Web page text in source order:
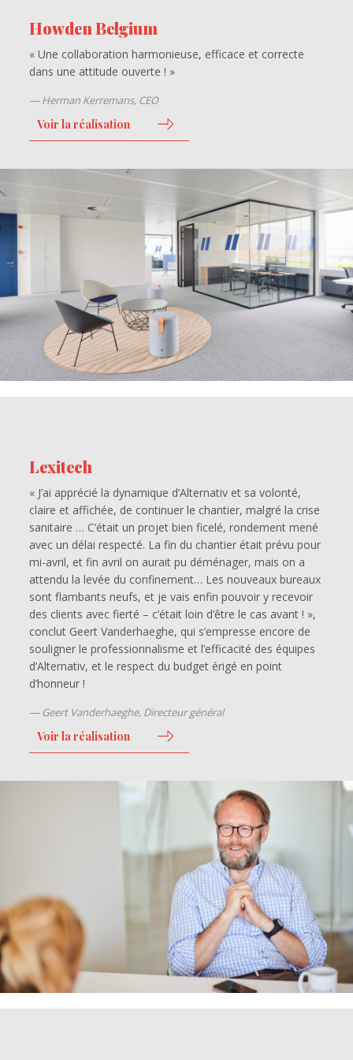
Howden Belgium
« Une collaboration harmonieuse, efficace et correcte
dans une attitude ouverte ! »
Herman Kerremans, CEO
Voir la réalisation
Lexitech
« J’ai apprécié la dynamique d’Alternativ et sa volonté,
claire et affichée, de continuer le chantier, malgré la crise
sanitaire … C’était un projet bien ficelé, rondement mené
avec un délai respecté. La fin du chantier était prévu pour
mi-avril, et fin avril on aurait pu déménager, mais on a
attendu la levée du confinement… Les nouveaux bureaux
sont flambants neufs, et je vais enfin pouvoir y recevoir
des clients avec fierté – c’était loin d’être le cas avant ! »,
conclut Geert Vanderhaeghe, qui s’empresse encore de
souligner le professionnalisme et l’efficacité des équipes
d’Alternativ, et le respect du budget érigé en point
d’honneur !
Geert Vanderhaeghe, Directeur général
Voir la réalisation